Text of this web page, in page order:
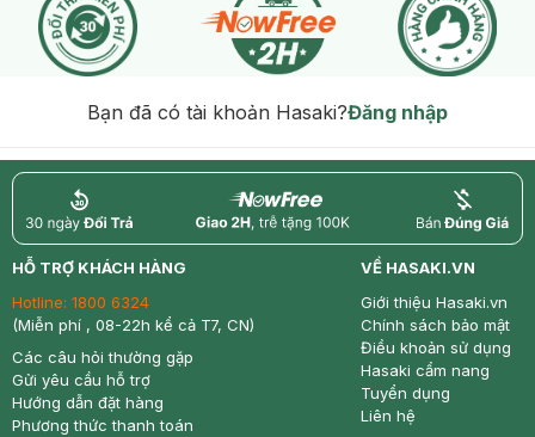
Bạn đã có tài khoản Hasaki?Đăng nhập
return nowfree price
HỖ TRỢ KHÁCH HÀNG
Hotline: 1800 6324
(Miễn phí , 08-22h kể cả T7, CN)
Các câu hỏi thường gặp
Gửi yêu cầu hỗ trợ
Hướng dẫn đặt hàng
Phương thức thanh toán
VỀ HASAKI.VN
Giới thiệu Hasaki.vn
Chính sách bảo mật
Điều khoản sử dụng
Hasaki cẩm nang
Tuyển dụng
Liên hệ